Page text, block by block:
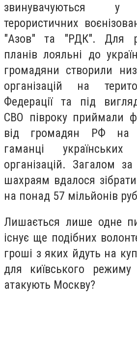
звинувачуються у
терористичних
"Азов" та "РДК". Для
планів лояльні до
громадяни створили
організацій на
Федерації та під
СВО півроку приймали
від громадян РФ на
гаманці українських
організацій. Загалом за
шахраям вдалося
на понад 57 мільйонів
Лишається лише одне
існує ще подібних
гроші з яких йдуть на
для київського режиму
атакують Москву?